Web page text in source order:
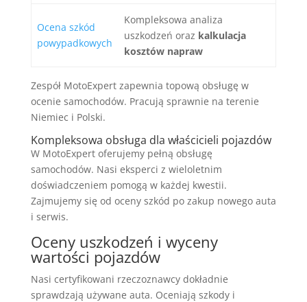
Ocena szkód
powypadkowych
Kompleksowa analiza
uszkodzeń oraz kalkulacja
kosztów napraw
Zespół MotoExpert zapewnia topową obsługę w
ocenie samochodów. Pracują sprawnie na terenie
Niemiec i Polski.
Kompleksowa obsługa dla właścicieli pojazdów
W MotoExpert oferujemy pełną obsługę
samochodów. Nasi eksperci z wieloletnim
doświadczeniem pomogą w każdej kwestii.
Zajmujemy się od oceny szkód po zakup nowego auta
i serwis.
Oceny uszkodzeń i wyceny
wartości pojazdów
Nasi certyfikowani rzeczoznawcy dokładnie
sprawdzają używane auta. Oceniają szkody i